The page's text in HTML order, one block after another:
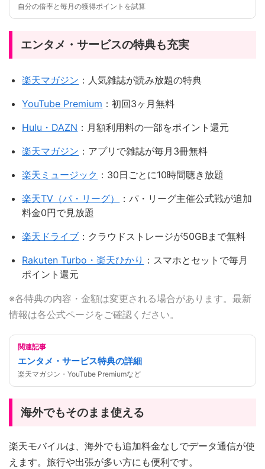
自分の倍率と毎月の獲得ポイントを試算
エンタメ・サービスの特典も充実
楽天マガジン ：人気雑誌が読み放題の特典
YouTube Premium ：初回3ヶ月無料
Hulu・DAZN ：月額利用料の一部をポイント還元
楽天マガジン ：アプリで雑誌が毎月3冊無料
楽天ミュージック ：30日ごとに10時間聴き放題
楽天TV（パ・リーグ）
：パ・リーグ主催公式戦が追加
料金0円で見放題
楽天ドライブ ：クラウドストレージが50GBまで無料
Rakuten Turbo・楽天ひかり ：スマホとセットで毎月
ポイント還元
※各特典の内容・金額は変更される場合があります。最新
情報は各公式ページをご確認ください。
関連記事
エンタメ・サービス特典の詳細
楽天マガジン・YouTube Premiumなど
海外でもそのまま使える
楽天モバイルは、海外でも追加料金なしでデータ通信が使
えます。旅行や出張が多い方にも便利です。